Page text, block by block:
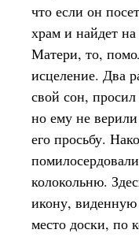
что если он
храм и найдет
Матери, то,
исцеление. Два
свой сон,
но ему не
его просьбу.
колокольню.
икону,
место доски, по